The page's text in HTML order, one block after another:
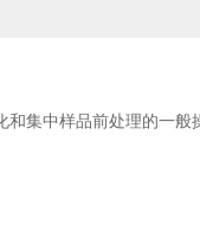
和集中样品前处理的一般